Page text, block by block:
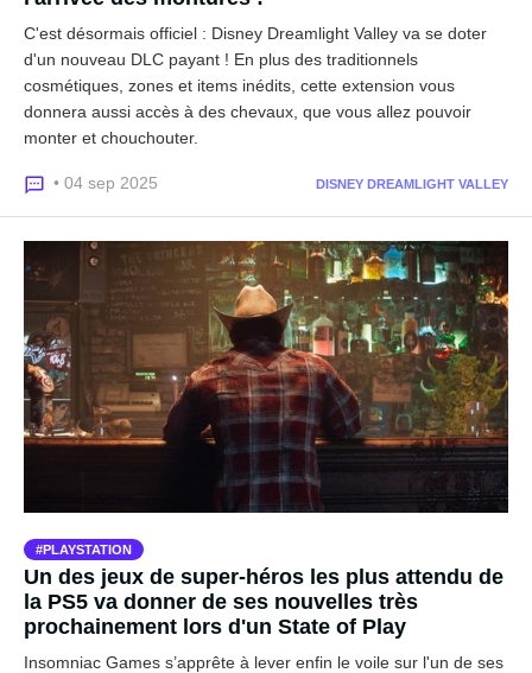
C'est désormais officiel : Disney Dreamlight Valley va se doter
d'un nouveau DLC payant ! En plus des traditionnels
cosmétiques, zones et items inédits, cette extension vous
donnera aussi accès à des chevaux, que vous allez pouvoir
monter et chouchouter.
• 04 sep 2025 DISNEY DREAMLIGHT VALLEY
PLAYSTATION
Un des jeux de super-héros les plus attendu de
la PS5 va donner de ses nouvelles très
prochainement lors d'un State of Play
Insomniac Games s’apprête à lever enfin le voile sur l'un de ses